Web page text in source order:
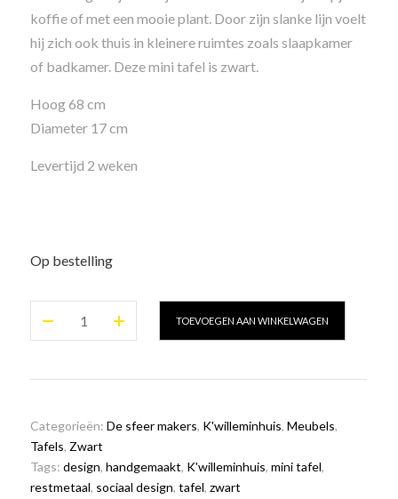
koffie of met een mooie plant. Door zijn slanke lijn voelt
hij zich ook thuis in kleinere ruimtes zoals slaapkamer
of badkamer. Deze mini tafel is zwart.
Hoog 68 cm
Diameter 17 cm
Levertijd 2 weken
Op bestelling
TOEVOEGEN AAN WINKELWAGEN
Categorieën: De sfeer makers, K'willeminhuis, Meubels,
Tafels, Zwart
Tags: design, handgemaakt, K'willeminhuis, mini tafel,
restmetaal, sociaal design, tafel, zwart